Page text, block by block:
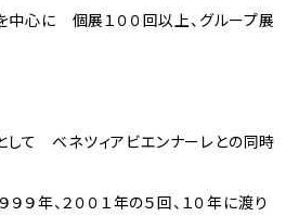
を中心に 個展１００回以上、グループ展
て ベネツィアビエンナーレとの同時
９９年、２００１年の５回、１０年に渡り